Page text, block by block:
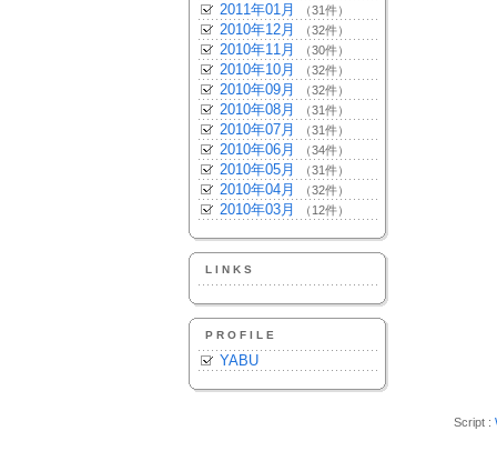
2011年01月 （31件）
2010年12月 （32件）
2010年11月 （30件）
2010年10月 （32件）
2010年09月 （32件）
2010年08月 （31件）
2010年07月 （31件）
2010年06月 （34件）
2010年05月 （31件）
2010年04月 （32件）
2010年03月 （12件）
LINKS
PROFILE
YABU
Script :